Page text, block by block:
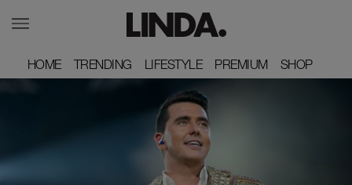
HOME
HOME TRENDING
TRENDING LIFESTYLE
LIFESTYLE PREMIUM
PREMIUM SHOP
SHOP